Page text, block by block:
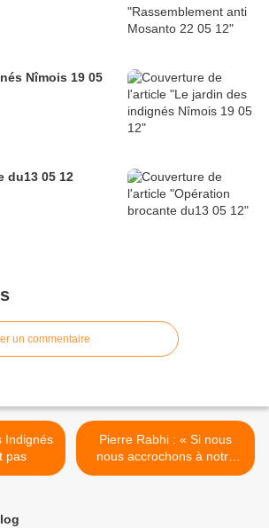
Nîmois 19 05
du13 05 12
un commentaire
pas
Pierre Rabhi : « Si nous
nous accrochons à notre
modèle de société, c’est le